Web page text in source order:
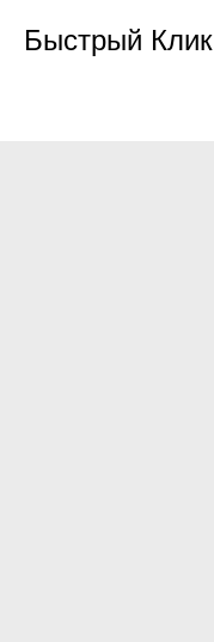
Быстрый Клик